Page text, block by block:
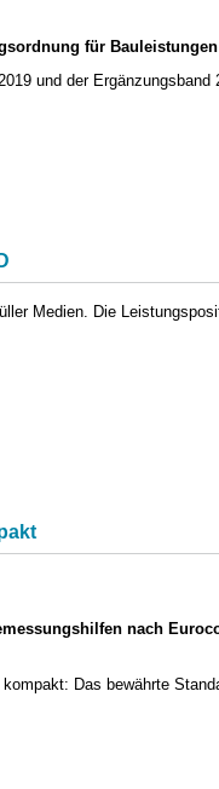
für Bauleistungen
und der
Medien. Die
nach
Das bewährte